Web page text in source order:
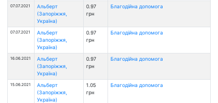
07.07.2021
Альберт
(Запоріжжя,
Україна)
0.97
грн
Благодійна допомога
07.07.2021
Альберт
(Запоріжжя,
Україна)
0.97
грн
Благодійна допомога
16.06.2021
Альберт
(Запоріжжя,
Україна)
0.97
грн
Благодійна допомога
15.06.2021
Альберт
(Запоріжжя,
Україна)
1.05
грн
Благодійна допомога